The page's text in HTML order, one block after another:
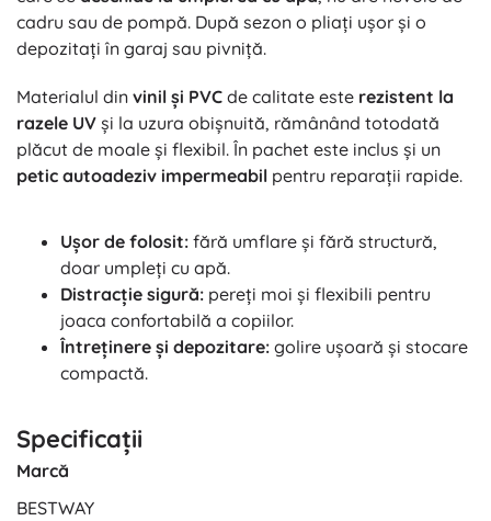
cadru sau de pompă. După sezon o pliați ușor și o
depozitați în garaj sau pivniță.
Materialul din vinil și PVC de calitate este rezistent la
razele UV și la uzura obișnuită, rămânând totodată
plăcut de moale și flexibil. În pachet este inclus și un
petic autoadeziv impermeabil pentru reparații rapide.
Ușor de folosit: fără umflare și fără structură,
doar umpleți cu apă.
Distracție sigură: pereți moi și flexibili pentru
joaca confortabilă a copiilor.
Întreținere și depozitare: golire ușoară și stocare
compactă.
Specificații
Marcă
BESTWAY